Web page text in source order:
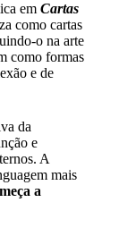
em Cartas
como cartas
o na arte
como formas
e de
da
e
A
mais
a